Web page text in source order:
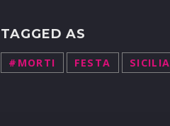
TAGGED AS
#MORTI FESTA SICILIA